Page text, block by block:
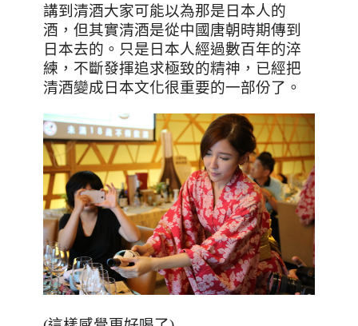
講到清酒大家可能以為那是日本人的
酒，但其實清酒是從中國唐朝時期傳到
日本去的。只是日本人經過數百年的淬
練，不斷發揮追求極致的精神，已經把
清酒變成日本文化很重要的一部份了。